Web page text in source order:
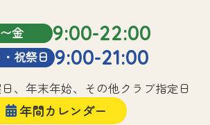
金 9:00-22:00
祝祭日 9:00-21:00
、年末年始、その他クラブ指定日
年間カレンダー